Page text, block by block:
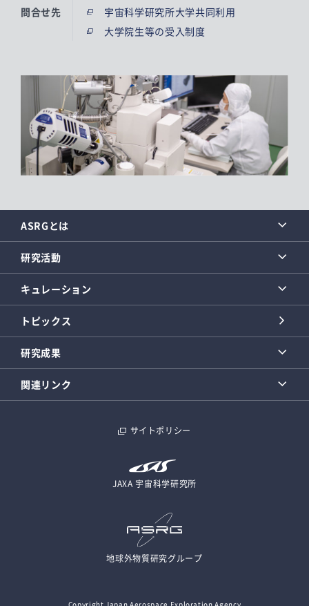
問合せ先
宇宙科学研究所大学共同利用
大学院生等の受入制度
ASRGとは
研究活動
キュレーション
トピックス
研究成果
関連リンク
サイトポリシー
JAXA 宇宙科学研究所
地球外物質研究グループ